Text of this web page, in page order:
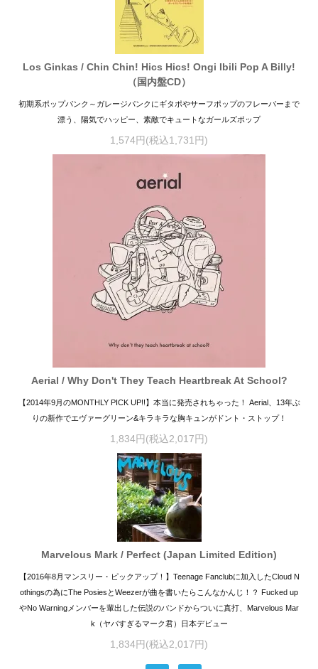
Los Ginkas / Chin Chin! Hics Hics! Ongi Ibili Pop A Billy!
（国内盤CD）
初期系ポップパンク～ガレージパンクにギタポやサーフポップのフレーバーまで
漂う、陽気でハッピー、素敵でキュートなガールズポップ
1,574円(税込1,731円)
Aerial / Why Don't They Teach Heartbreak At School?
【2014年9月のMONTHLY PICK UP!!】本当に発売されちゃった！ Aerial、13年ぶ
りの新作でエヴァーグリーン&キラキラな胸キュンがドント・ストップ！
1,834円(税込2,017円)
Marvelous Mark / Perfect (Japan Limited Edition)
【2016年8月マンスリー・ピックアップ！】Teenage Fanclubに加入したCloud N
othingsの為にThe PosiesとWeezerが曲を書いたらこんなかんじ！？ Fucked up
やNo Warningメンバーを輩出した伝説のバンドからついに真打、Marvelous Mar
k（ヤバすぎるマーク君）日本デビュー
1,834円(税込2,017円)